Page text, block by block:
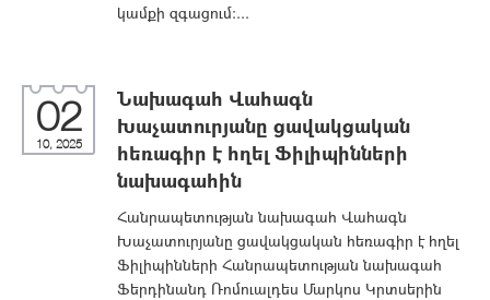
կամքի զգացում։...
02
10, 2025
Նախագահ Վահագն
Խաչատուրյանը ցավակցական
հեռագիր է հղել Ֆիլիպինների
նախագահին
Հանրապետության նախագահ Վահագն
Խաչատուրյանը ցավակցական հեռագիր է հղել
Ֆիլիպինների Հանրապետության նախագահ
Ֆերդինանդ Ռոմուալդես Մարկոս Կրտսերին